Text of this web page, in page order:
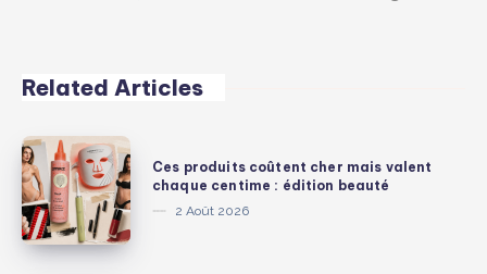
Related Articles
Ces
produits
coûtent
cher
mais
Ces produits coûtent cher mais valent
chaque centime : édition beauté
2 Août 2026